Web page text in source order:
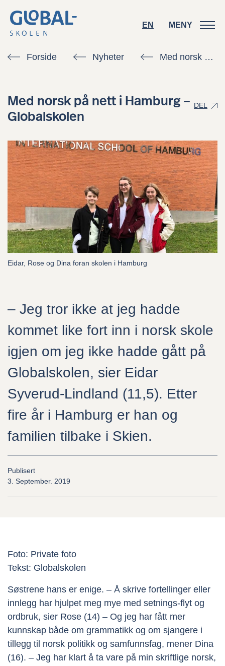
EN MENY
EN MENY
Kontakt oss
Søk skoleplass
Alt du trenger å vite
Ofte stilte spørsmål
Søk skoleplass
Globalskolen
Om oss
Ressurser
Ansatte
Forside Nyheter Med norsk på nett i Hamburg – Globalskolen
Med norsk på nett i Hamburg –
Globalskolen
DEL
Eidar, Rose og Dina foran skolen i Hamburg
– Jeg tror ikke at jeg hadde
kommet like fort inn i norsk skole
igjen om jeg ikke hadde gått på
Globalskolen, sier Eidar
Syverud-Lindland (11,5). Etter
fire år i Hamburg er han og
familien tilbake i Skien.
Publisert
3. September. 2019
Foto: Private foto
Tekst: Globalskolen
Søstrene hans er enige. – Å skrive fortellinger eller
innlegg har hjulpet meg mye med setnings-flyt og
ordbruk, sier Rose (14) – Og jeg har fått mer
kunnskap både om grammatikk og om sjangere i
tillegg til norsk politikk og samfunnsfag, mener Dina
(16). – Jeg har klart å ta vare på min skriftlige norsk,